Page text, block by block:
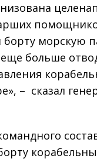
морскую
больше
– сказал